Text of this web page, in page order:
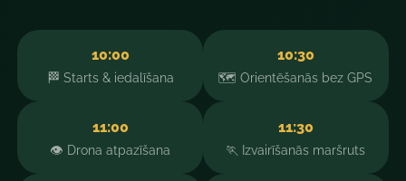
10:00
🏁 Starts & iedalīšana
10:30
🗺️ Orientēšanās bez GPS
11:00
👁️ Drona atpazīšana
11:30
🏃 Izvairīšanās maršruts